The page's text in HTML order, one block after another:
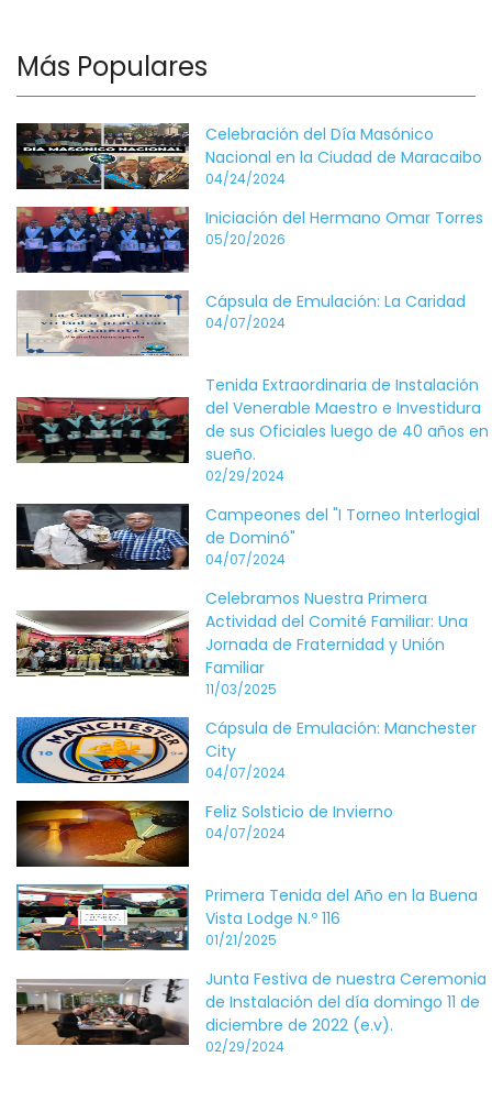
Más Populares
Celebración del Día Masónico
Nacional en la Ciudad de Maracaibo
04/24/2024
Iniciación del Hermano Omar Torres
05/20/2026
Cápsula de Emulación: La Caridad
04/07/2024
Tenida Extraordinaria de Instalación
del Venerable Maestro e Investidura
de sus Oficiales luego de 40 años en
sueño.
02/29/2024
Campeones del "I Torneo Interlogial
de Dominó"
04/07/2024
Celebramos Nuestra Primera
Actividad del Comité Familiar: Una
Jornada de Fraternidad y Unión
Familiar
11/03/2025
Cápsula de Emulación: Manchester
City
04/07/2024
Feliz Solsticio de Invierno
04/07/2024
Primera Tenida del Año en la Buena
Vista Lodge N.º 116
01/21/2025
Junta Festiva de nuestra Ceremonia
de Instalación del día domingo 11 de
diciembre de 2022 (e.v).
02/29/2024